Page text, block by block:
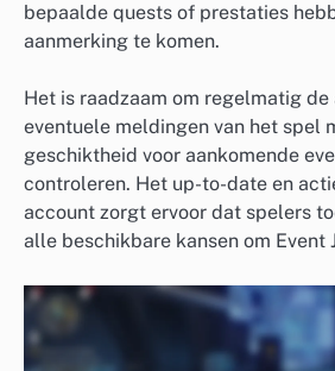
bepaalde quests of prestaties
aanmerking te komen.
Het is raadzaam om regelmatig
eventuele meldingen van het spel
geschiktheid voor aankomende
controleren. Het up-to-date en
account zorgt ervoor dat spelers
alle beschikbare kansen om Event